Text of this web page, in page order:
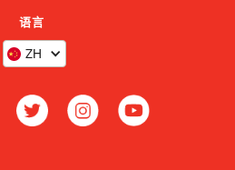
语言
ZH